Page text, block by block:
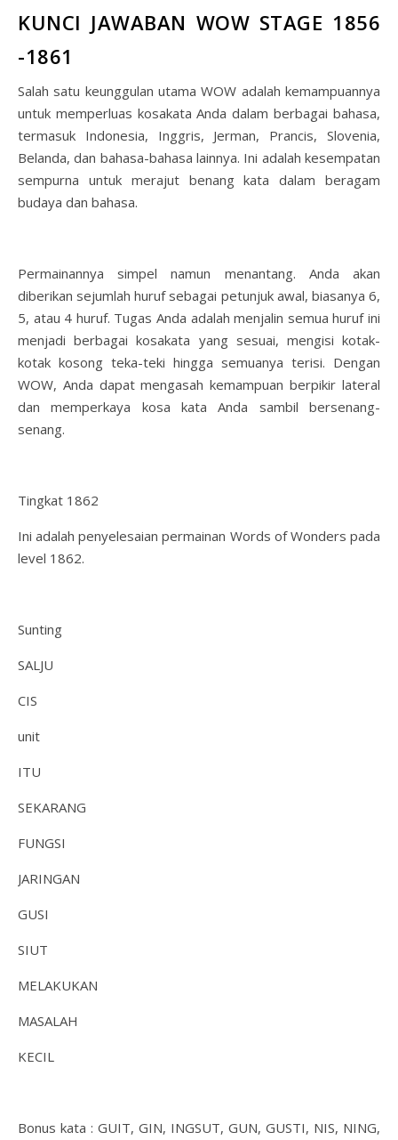
KUNCI JAWABAN WOW STAGE 1856
-1861
Salah satu keunggulan utama WOW adalah kemampuannya
untuk memperluas kosakata Anda dalam berbagai bahasa,
termasuk Indonesia, Inggris, Jerman, Prancis, Slovenia,
Belanda, dan bahasa-bahasa lainnya. Ini adalah kesempatan
sempurna untuk merajut benang kata dalam beragam
budaya dan bahasa.
Permainannya simpel namun menantang. Anda akan
diberikan sejumlah huruf sebagai petunjuk awal, biasanya 6,
5, atau 4 huruf. Tugas Anda adalah menjalin semua huruf ini
menjadi berbagai kosakata yang sesuai, mengisi kotak-
kotak kosong teka-teki hingga semuanya terisi. Dengan
WOW, Anda dapat mengasah kemampuan berpikir lateral
dan memperkaya kosa kata Anda sambil bersenang-
senang.
Tingkat 1862
Ini adalah penyelesaian permainan Words of Wonders pada
level 1862.
Sunting
SALJU
CIS
unit
ITU
SEKARANG
FUNGSI
JARINGAN
GUSI
SIUT
MELAKUKAN
MASALAH
KECIL
Bonus kata : GUIT, GIN, INGSUT, GUN, GUSTI, NIS, NING,